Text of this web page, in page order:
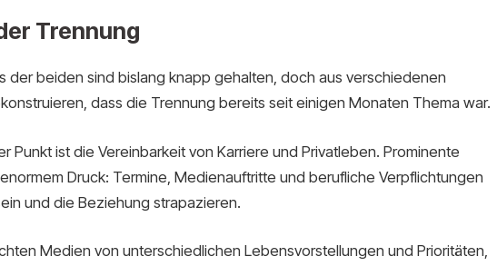
Trennung
der beiden sind bislang knapp gehalten, doch aus verschiedenen
dass die Trennung bereits seit einigen Monaten Thema war.
Punkt ist die Vereinbarkeit von Karriere und Privatleben. Prominente
Druck: Termine, Medienauftritte und berufliche Verpflichtungen
und die Beziehung strapazieren.
Medien von unterschiedlichen Lebensvorstellungen und Prioritäten,